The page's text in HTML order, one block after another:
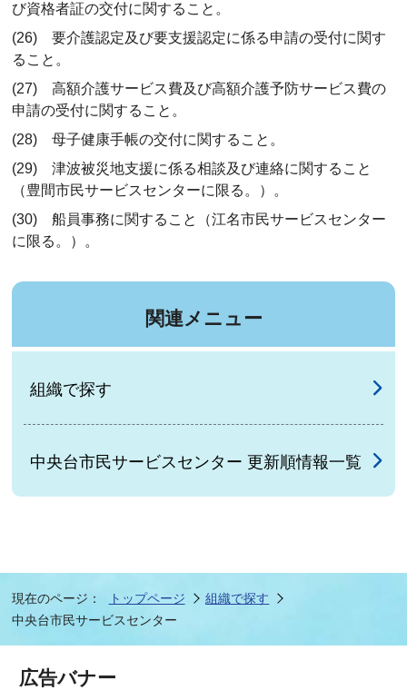
び資格者証の交付に関すること。
(26) 要介護認定及び要支援認定に係る申請の受付に関す
ること。
(27) 高額介護サービス費及び高額介護予防サービス費の
申請の受付に関すること。
(28) 母子健康手帳の交付に関すること。
(29) 津波被災地支援に係る相談及び連絡に関すること
（豊間市民サービスセンターに限る。）。
(30) 船員事務に関すること（江名市民サービスセンター
に限る。）。
関連メニュー
組織で探す
中央台市民サービスセンター 更新順情報一覧
現在のページ： トップページ
組織で探す
中央台市民サービスセンター
広告バナー